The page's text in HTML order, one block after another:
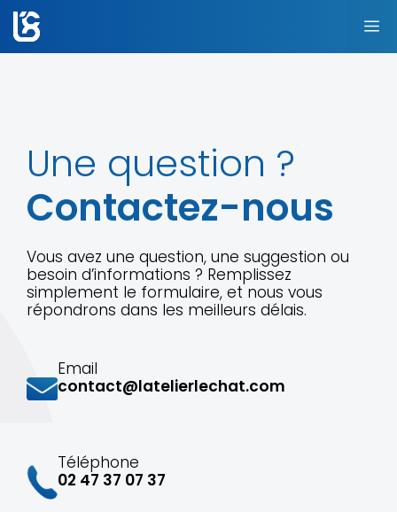
Aller
contenu
Une question ?
Contactez-nous
Vous avez une question, une suggestion ou
besoin d’informations ? Remplissez
simplement le formulaire, et nous vous
répondrons dans les meilleurs délais.
Email
contact@latelierlechat.com
Téléphone
02 47 37 07 37